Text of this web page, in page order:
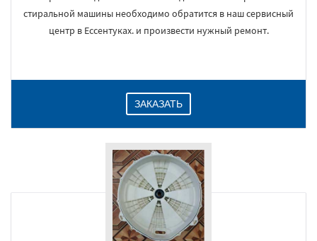
стиральной машины необходимо обратится в наш сервисный
центр в Ессентуках. и произвести нужный ремонт.
ЗАКАЗАТЬ